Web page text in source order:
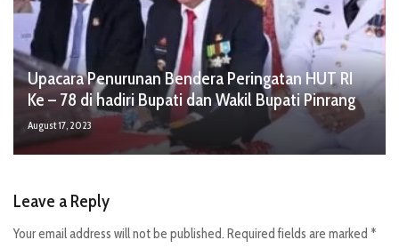
Upacara Penurunan Bendera Peringatan HUT RI
Ke – 78 di hadiri Bupati dan Wakil Bupati Pinrang
August 17, 2023
Leave a Reply
Your email address will not be published. Required fields are marked *